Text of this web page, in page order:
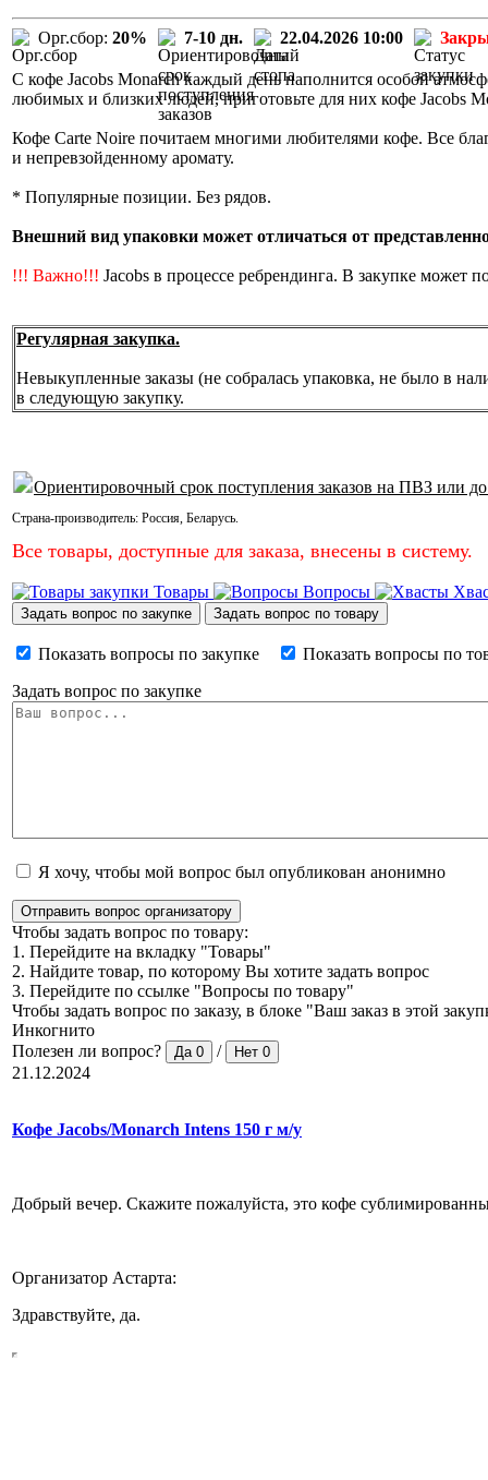
Орг.сбор: 20% 7-10 дн. 22.04.2026 10:00
С кофе Jacobs Monarch каждый день наполнится особой
любимых и близких людей, приготовьте для них кофе Jacobs
Кофе Carte Noire почитаем многими любителями кофе. Все
и непревзойденному аромату.
* Популярные позиции. Без рядов.
Внешний вид упаковки может отличаться от
!!! Важно!!! Jacobs в процессе ребрендинга. В закупке может
Регулярная закупка.
Невыкупленные заказы (не собралась упаковка, не было в
в следующую закупку.
Ориентировочный срок поступления заказов на ПВЗ или
Страна-производитель: Россия, Беларусь.
Все товары, доступные для заказа, внесены в систему.
Товары Вопросы
Задать вопрос по закупке Задать вопрос по товару
Показать вопросы по закупке
Показать вопросы по
Задать вопрос по закупке
Я хочу, чтобы мой вопрос был опубликован анонимно
Отправить вопрос организатору
Чтобы задать вопрос по товару:
1. Перейдите на вкладку "Товары"
2. Найдите товар, по которому Вы хотите задать вопрос
3. Перейдите по ссылке "Вопросы по товару"
Чтобы задать вопрос по заказу, в блоке "Ваш заказ в этой
Инкогнито
Полезен ли вопрос?
Да 0 / Нет 0
21.12.2024
Кофе Jacobs/Monarch Intens 150 г м/у
Добрый вечер. Скажите пожалуйста, это кофе
Организатор Астарта:
Здравствуйте, да.